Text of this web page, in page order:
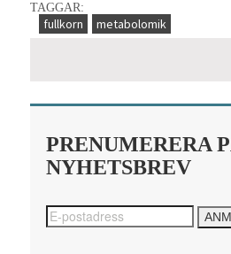
TAGGAR:
fullkorn metabolomik
PRENUMERERA
NYHETSBREV